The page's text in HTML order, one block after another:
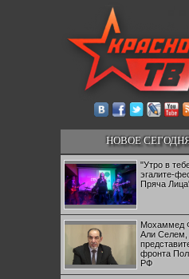
НОВОЕ
"Утро в
эгалите-
Пряча
Мохаммед
Али Селем,
фронта
РФ